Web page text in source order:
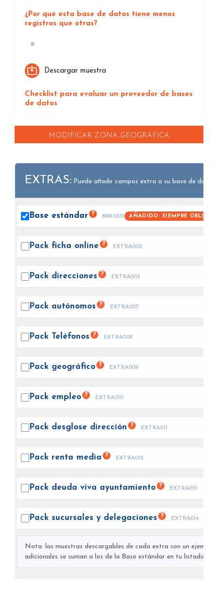
¿Por qué esta base de datos tiene menos
registros que otras?
Descargar muestra
Checklist para evaluar un proveedor de bases
de datos
MODIFICAR ZONA GEOGRÁFICA
EXTRAS: Puede añadir campos extra a su base de datos.
Base estándar ? BRK0313 AÑADIDO: SIEMPRE
Pack ficha online ? EXTRA002
Pack direcciones ? EXTRA003
Pack autónomos ? EXTRA007
Pack Teléfonos ? EXTRA008
Pack geográfico ? EXTRA009
Pack empleo ? EXTRA010
Pack desglose dirección ? EXTRA011
Pack renta media ? EXTRA012
Pack deuda viva ayuntamiento ? EXTRA013
Pack sucursales y delegaciones ? EXTRA014
Nota: las muestras descargables de cada extra son un
adicionales se suman a los de la Base estándar en tu listado